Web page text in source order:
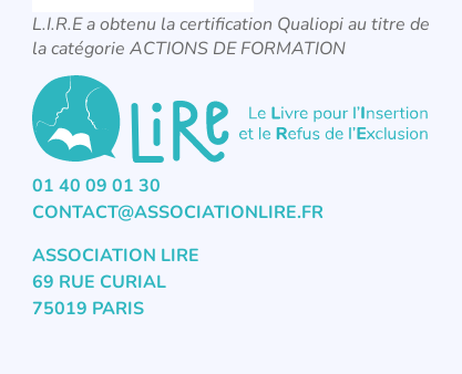
L.I.R.E a obtenu la certification Qualiopi au titre de
la catégorie ACTIONS DE FORMATION
01 40 09 01 30
CONTACT@ASSOCIATIONLIRE.FR
ASSOCIATION LIRE
69 RUE CURIAL
75019 PARIS